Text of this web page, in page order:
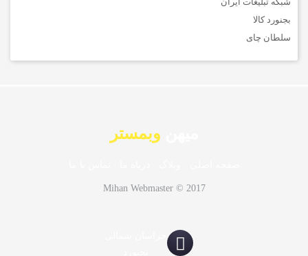
بجنورد کالا
سلطان چای
وبمستر
Mihan Webmaster © 2017